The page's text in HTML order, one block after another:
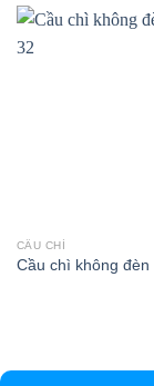
CẦU CHÌ
Cầu chì không đèn